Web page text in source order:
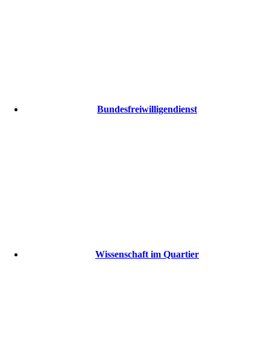
Bundesfreiwilligendienst
Wissenschaft im Quartier